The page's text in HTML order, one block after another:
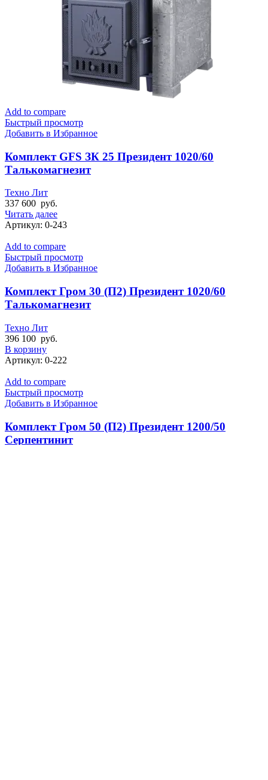
Add to compare
Быстрый просмотр
Добавить в Избранное
Комплект GFS ЗК 25 Президент 1020/60
Талькомагнезит
Техно Лит
337 600 руб.
Читать далее
Артикул: 0-243
Add to compare
Быстрый просмотр
Добавить в Избранное
Комплект Гром 30 (П2) Президент 1020/60
Талькомагнезит
Техно Лит
396 100 руб.
В корзину
Артикул: 0-222
Add to compare
Быстрый просмотр
Добавить в Избранное
Комплект Гром 50 (П2) Президент 1200/50
Серпентинит